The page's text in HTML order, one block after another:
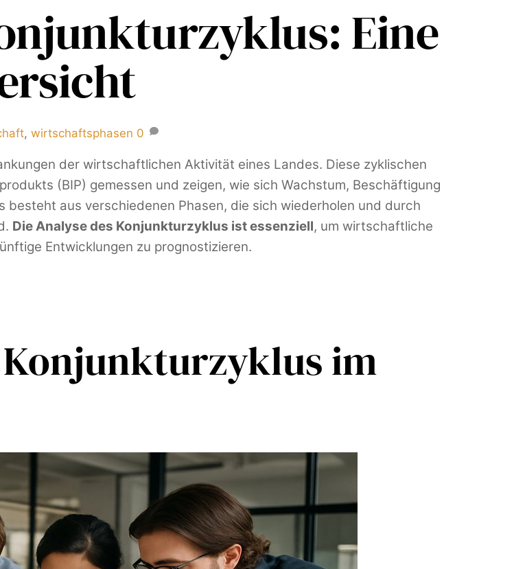
Eine
, wirtschaftsphasen 0
der wirtschaftlichen Aktivität eines Landes. Diese zyklischen
(BIP) gemessen und zeigen, wie sich Wachstum, Beschäftigung
aus verschiedenen Phasen, die sich wiederholen und durch
Die Analyse des Konjunkturzyklus ist essenziell, um wirtschaftliche
Entwicklungen zu prognostizieren.
Konjunkturzyklus im